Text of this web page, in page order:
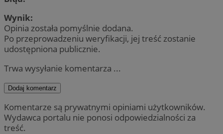
Wynik:
Opinia została pomyślnie dodana.
Po przeprowadzeniu weryfikacji, jej treść zostanie
udostępniona publicznie.
Trwa wysyłanie komentarza ...
Dodaj komentarz
Komentarze są prywatnymi opiniami użytkowników.
Wydawca portalu nie ponosi odpowiedzialności za
treść.